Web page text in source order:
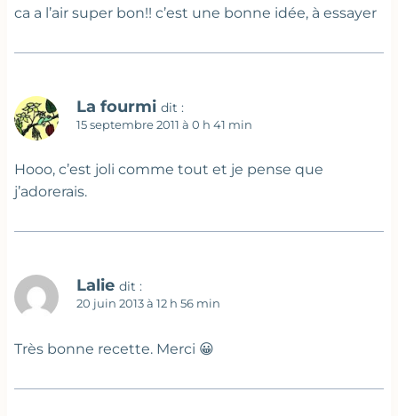
ca a l’air super bon!! c’est une bonne idée, à essayer
La fourmi dit :
15 septembre 2011 à 0 h 41 min
Hooo, c’est joli comme tout et je pense que
j’adorerais.
Lalie dit :
20 juin 2013 à 12 h 56 min
Très bonne recette. Merci 😀